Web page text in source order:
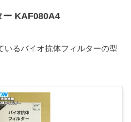
ー KAF080A4
いるバイオ抗体フィルターの型